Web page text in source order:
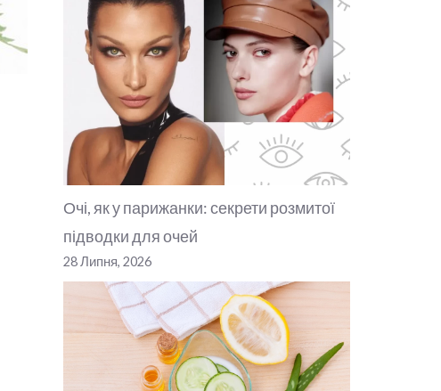
Очі, як у парижанки: секрети розмитої
підводки для очей
28 Липня, 2026